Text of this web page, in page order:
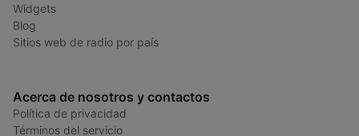
Widgets
Blog
Sitios web de radio por país
Acerca de nosotros y contactos
Política de privacidad
Términos del servicio